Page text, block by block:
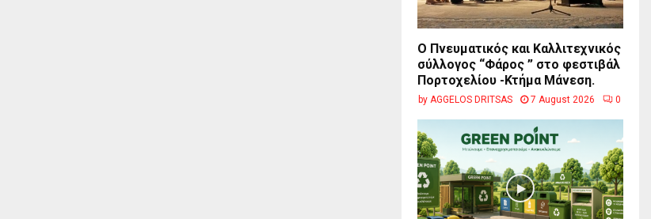
Ο Πνευματικός και Καλλιτεχνικός
σύλλογος “Φάρος ” στο φεστιβάλ
Πορτοχελίου -Κτήμα Μάνεση.
by AGGELOS DRITSAS 7 August 2026 0